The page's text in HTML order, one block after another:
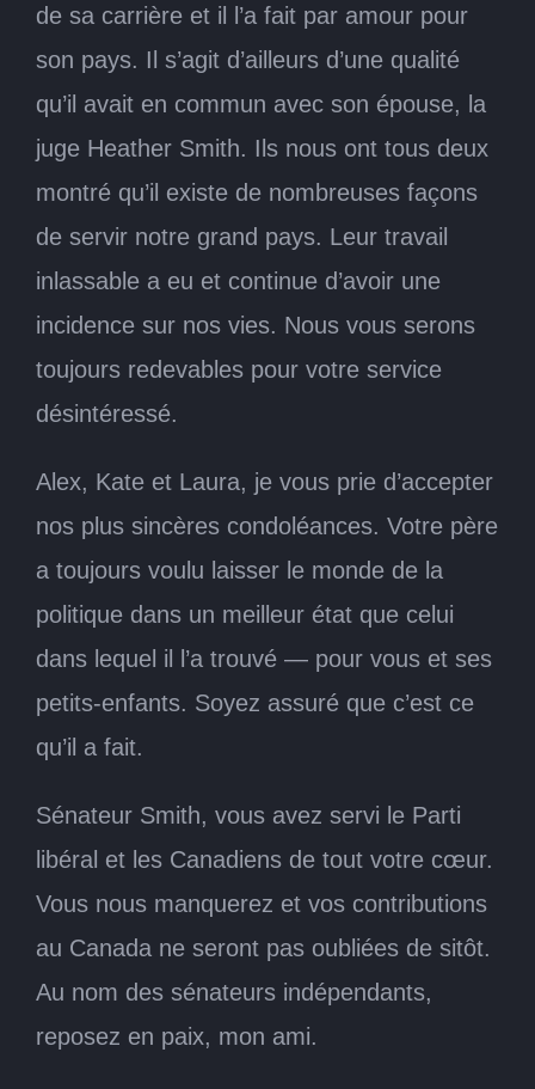
de sa carrière et il l’a fait par amour pour
son pays. Il s’agit d’ailleurs d’une qualité
qu’il avait en commun avec son épouse, la
juge Heather Smith. Ils nous ont tous deux
montré qu’il existe de nombreuses façons
de servir notre grand pays. Leur travail
inlassable a eu et continue d’avoir une
incidence sur nos vies. Nous vous serons
toujours redevables pour votre service
désintéressé.
Alex, Kate et Laura, je vous prie d’accepter
nos plus sincères condoléances. Votre père
a toujours voulu laisser le monde de la
politique dans un meilleur état que celui
dans lequel il l’a trouvé — pour vous et ses
petits-enfants. Soyez assuré que c’est ce
qu’il a fait.
Sénateur Smith, vous avez servi le Parti
libéral et les Canadiens de tout votre cœur.
Vous nous manquerez et vos contributions
au Canada ne seront pas oubliées de sitôt.
Au nom des sénateurs indépendants,
reposez en paix, mon ami.